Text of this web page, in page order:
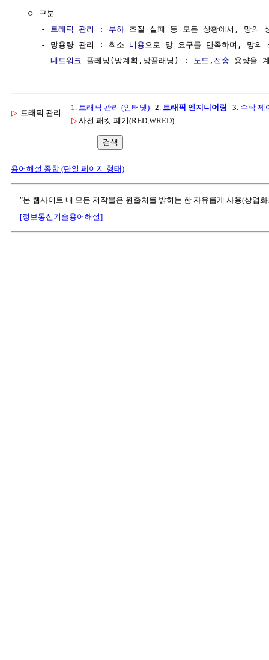
  ㅇ 구분
     -
트래픽 관리 : 부하 조절 실패 등 모든 상황에서, 망의
     - 망용량 관리 : 최소
비용 으로 망 요구를 만족하며, 망의
     -
네트워크 플레닝(망계획,망플래닝) : 노드 , 전송 용량을
▷ 트래픽 관리
1. 트래픽 관리 (인터넷) 2. 트래픽 엔지니어링 3. 수락 제
▷사전 패킷 폐기(RED,WRED)
검색
용어해설 종합 (단일 페이지 형태)
"본 웹사이트 내 모든 저작물은 원출처를 밝히는 한 자유롭게 사용(상업
[정보통신기술용어해설]